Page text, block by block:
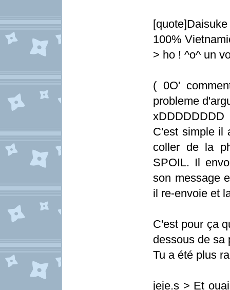
100%
> ho ! ^o^ un
( 0O'
probleme
xDDDDDDDD
C'est simple il
coller de la
SPOIL. Il
son message
il re-envoie et
C'est pour ça
dessous de sa
Tu a été plus
jeje.s > Et